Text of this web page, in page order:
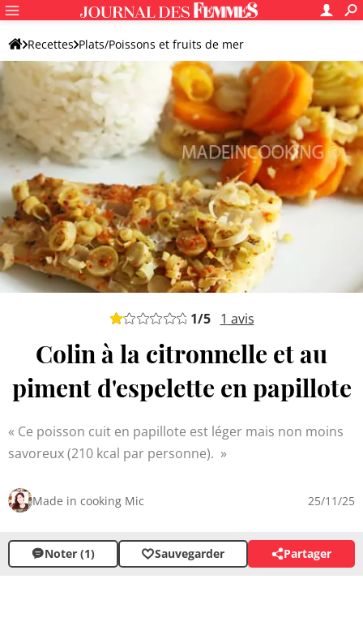
Recettes Plats/Poissons et fruits de mer
Recettes de poisson Colin
1/5 1 avis
Colin à la citronnelle et au
piment d'espelette en papillote
Ce poisson cuit en papillote est léger mais non moins
savoreux (210 kcal par personne).
Made in cooking Mic 25/11/25
Noter (1) Sauvegarder Partager